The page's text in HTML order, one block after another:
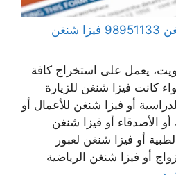
مكتب استخراج فيزا شنغن 98951133 فيزا شنغن
يعمل على استخراج كافة
كانت فيزا شنغن للزيارة
أو فيزا شنغن للأعمال أو
أو الأصدقاء أو فيزا شنغن
أو فيزا شنغن لعبور
أو فيزا شنغن الرياضية